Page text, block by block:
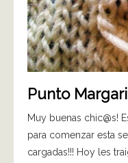
Punto
Muy buenas chic@s!
para comenzar esta
cargadas!!! Hoy les